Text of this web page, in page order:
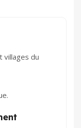
villages du